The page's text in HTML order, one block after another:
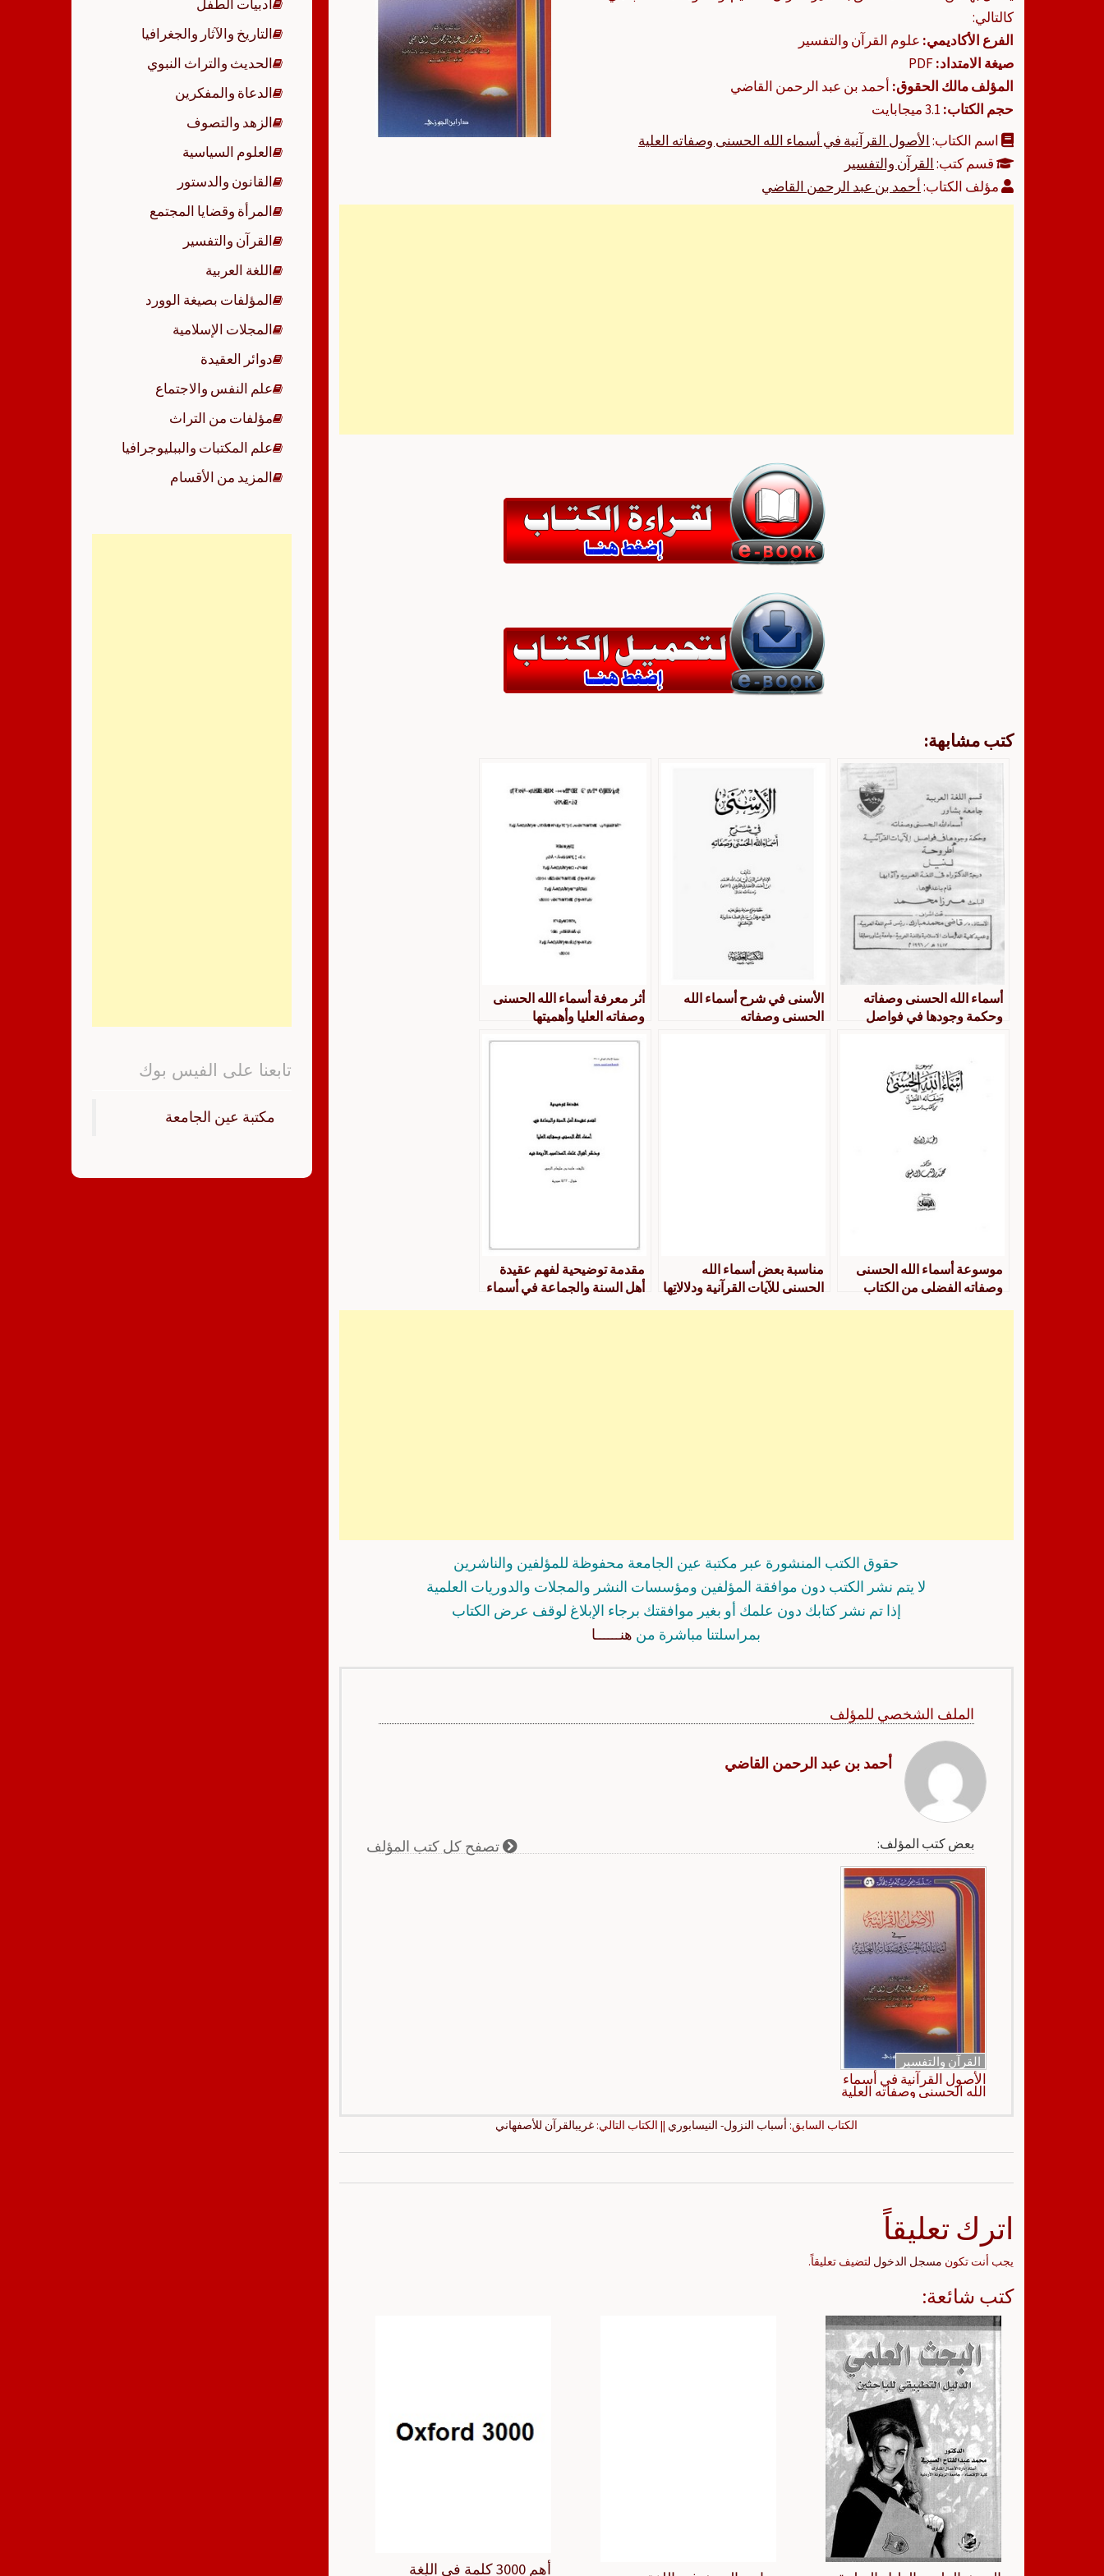
كالتالي:
الفرع الأكاديمي: علوم القرآن والتفسير
صيغة الامتداد:
المؤلف مالك الحقوق: أحمد بن عبد الرحمن القاضي
حجم الكتاب:
اسم الكتاب:الأصول القرآنية في أسماء الله الحسنى وصفاته العلية
قسم كتب:القرآن والتفسير
مؤلف الكتاب:أحمد بن عبد الرحمن القاضي
كتب مشابهة:
أسماء الله الحسنى وصفاته
وحكمة وجودها في فواصل
الأسنى في شرح أسماء الله
الحسنى وصفاته
أثر معرفة أسماء الله الحسنى
وصفاته العليا وأهميتها
موسوعة أسماء الله الحسنى
وصفاته الفضلى من الكتاب
مناسبة بعض أسماء الله
الحسنى للآيات القرآنية ودلالاتِها
مقدمة توضيحية لفهم عقيدة
أهل السنة والجماعة في أسماء
حقوق الكتب المنشورة عبر مكتبة عين الجامعة محفوظة للمؤلفين والناشرين
لا يتم نشر الكتب دون موافقة المؤلفين ومؤسسات النشر والمجلات والدوريات العلمية
إذا تم نشر كتابك دون علمك أو بغير موافقتك برجاء الإبلاغ لوقف عرض الكتاب
بمراسلتنا مباشرة من هنــــــا
الملف الشخصي للمؤلف
أحمد بن عبد الرحمن القاضي
بعض كتب المؤلف: تصفح كل كتب المؤلف
القرآن والتفسير
الأصول القرآنية في أسماء
الله الحسنى وصفاته العلية
الكتاب السابق: أسباب النزول- النيسابوري || الكتاب التالي:غريبالقرآن للأصفهاني
اترك تعليقاً
يجب أنت تكون مسجل الدخول لتضيف تعليقاً.
كتب شائعة:
أهم 3000 كلمة في اللغة
أدبيات الطفل
التاريخ والآثار والجغرافيا
الحديث والتراث النبوي
الدعاة والمفكرين
الزهد والتصوف
العلوم السياسية
القانون والدستور
المرأة وقضايا المجتمع
القرآن والتفسير
اللغة العربية
المؤلفات بصيغة الوورد
المجلات الإسلامية
دوائر العقيدة
علم النفس والاجتماع
مؤلفات من التراث
علم المكتبات والببليوجرافيا
المزيد من الأقسام
تابعنا على الفيس بوك
‏مكتبة عين الجامعة‏